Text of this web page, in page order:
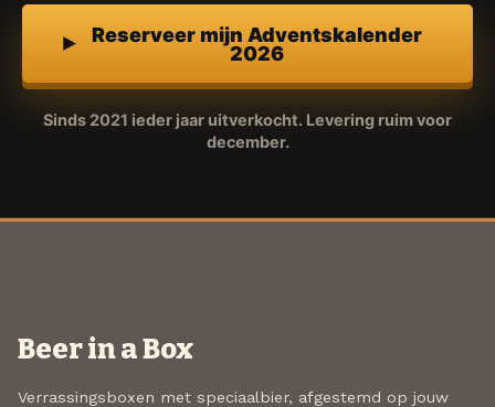
Reserveer mijn Adventskalender
2026
Sinds 2021 ieder jaar uitverkocht. Levering ruim voor
december.
Beer in a Box
Verrassingsboxen met speciaalbier, afgestemd op jouw